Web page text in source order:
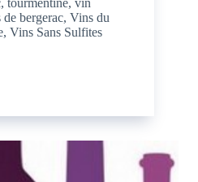
, tourmentine, vin
de bergerac, Vins du
, Vins Sans Sulfites